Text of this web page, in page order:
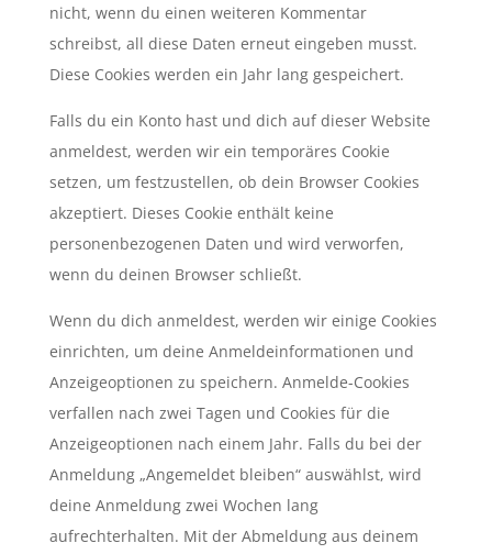
nicht, wenn du einen weiteren Kommentar
schreibst, all diese Daten erneut eingeben musst.
Diese Cookies werden ein Jahr lang gespeichert.
Falls du ein Konto hast und dich auf dieser Website
anmeldest, werden wir ein temporäres Cookie
setzen, um festzustellen, ob dein Browser Cookies
akzeptiert. Dieses Cookie enthält keine
personenbezogenen Daten und wird verworfen,
wenn du deinen Browser schließt.
Wenn du dich anmeldest, werden wir einige Cookies
einrichten, um deine Anmeldeinformationen und
Anzeigeoptionen zu speichern. Anmelde-Cookies
verfallen nach zwei Tagen und Cookies für die
Anzeigeoptionen nach einem Jahr. Falls du bei der
Anmeldung „Angemeldet bleiben“ auswählst, wird
deine Anmeldung zwei Wochen lang
aufrechterhalten. Mit der Abmeldung aus deinem